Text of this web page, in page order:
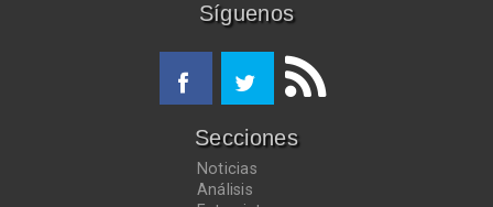
Síguenos
Secciones
Noticias
Análisis